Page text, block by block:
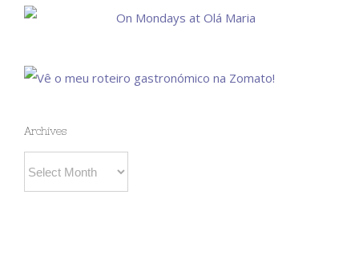
Archives